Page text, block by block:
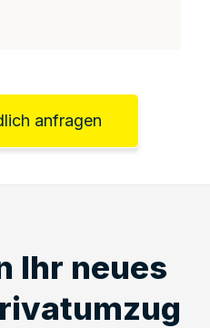
anfragen
Ihr neues